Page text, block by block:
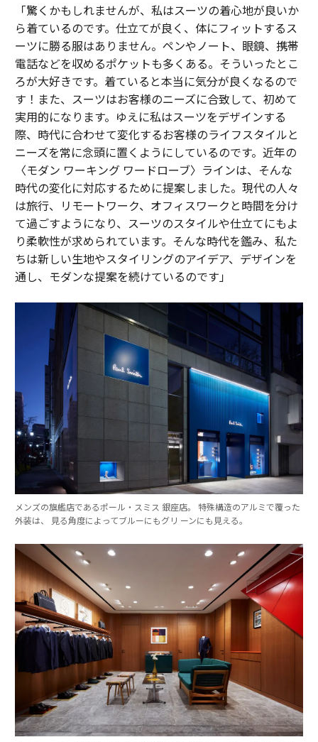
「驚くかもしれませんが、私はスーツの着心地が良いか
ら着ているのです。仕立てが良く、体にフィットするス
ーツに勝る服はありません。ペンやノート、眼鏡、携帯
電話などを収めるポケットも多くある。そういったとこ
ろが大好きです。着ていると本当に気分が良くなるので
す！また、スーツはお客様のニーズに合致して、初めて
実用的になります。ゆえに私はスーツをデザインする
際、時代に合わせて変化するお客様のライフスタイルと
ニーズを常に念頭に置くようにしているのです。近年の
〈モダン ワーキング ワードローブ〉ラインは、そんな
時代の変化に対応するために提案しました。現代の人々
は旅行、リモートワーク、オフィスワークと時間を分け
て過ごすようになり、スーツのスタイルや仕立てにもよ
り柔軟性が求められています。そんな時代を鑑み、私た
ちは新しい生地やスタイリングのアイデア、デザインを
通し、モダンな提案を続けているのです」
メンズの旗艦店であるポール・スミス 銀座店。 特殊構造のアルミで覆った
外装は、 見る角度によってブルーにもグリ ーンにも見える。